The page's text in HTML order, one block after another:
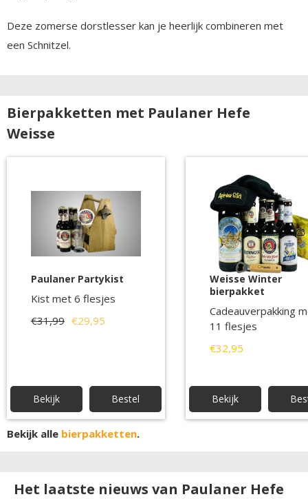
Deze zomerse dorstlesser kan je heerlijk combineren met
een Schnitzel.
Bierpakketten met Paulaner Hefe
Weisse
Paulaner Partykist
Kist met 6 flesjes
€31,99 €29,95
Bekijk Bestel
Weisse Winter
bierpakket
Cadeauverpakking
11 flesjes
€32,95
Bekijk
Bekijk alle bierpakketten.
Het laatste nieuws van Paulaner Hefe